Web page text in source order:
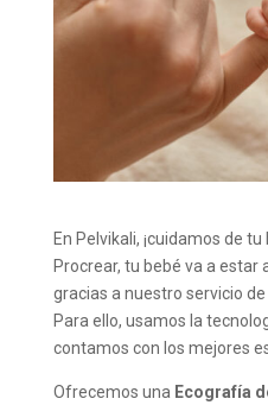
En Pelvikali, ¡cuidamos de
Procrear, tu bebé va a
gracias a nuestro servicio
Para ello, usamos la
contamos con los mejores
Ofrecemos una Ecografía